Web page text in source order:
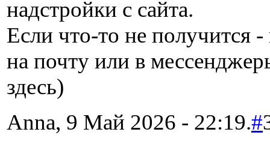
надстройки с сайта.
Если что-то не получится
на почту или в
здесь)
Anna, 9 Май 2026 - 22:19.#